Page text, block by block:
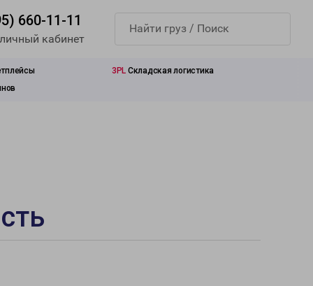
660-11-11
кабинет
3PL Складская логистика